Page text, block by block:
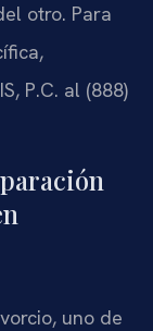
otro. Para
P.C. al (888)
uno de